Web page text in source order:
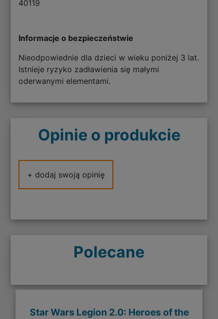
40119
Informacje o bezpieczeństwie
Nieodpowiednie dla dzieci w wieku poniżej 3 lat.
Istnieje ryzyko zadławienia się małymi
oderwanymi elementami.
Opinie o produkcie
+ dodaj swoją opinię
Polecane
Star Wars Legion 2.0: Heroes of the